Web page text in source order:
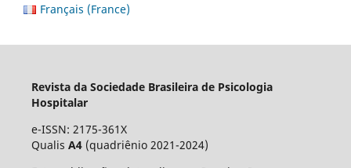
Français (France)
Revista da Sociedade Brasileira de Psicologia
Hospitalar
e-ISSN: 2175-361X
Qualis A4(quadriênio 2021-2024)